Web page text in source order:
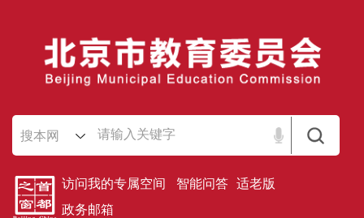
搜本网
访问我的专属空间 智能问答 适老版
政务邮箱